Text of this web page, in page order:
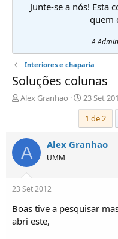
Junte-se a nós! Esta
quem
A
Interiores e chaparia
Soluções colunas
I
c
i
a
d
d
e
ó
Alex Granhao
D
a
a
d
e
i
23 Set
1 de 2
A Alex Granhao
UMM
23 Set 2012
Boas tive a pesquisar
abri este,